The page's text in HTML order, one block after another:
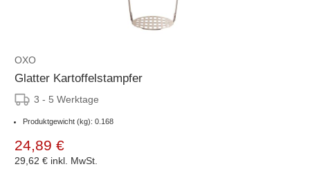
OXO
Glatter Kartoffelstampfer
3 - 5 Werktage
Produktgewicht (kg): 0.168
24,89 €
29,62 € inkl. MwSt.